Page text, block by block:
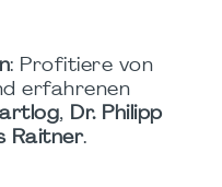
: Profitiere von
erfahrenen
, Dr. Philipp
Raitner.